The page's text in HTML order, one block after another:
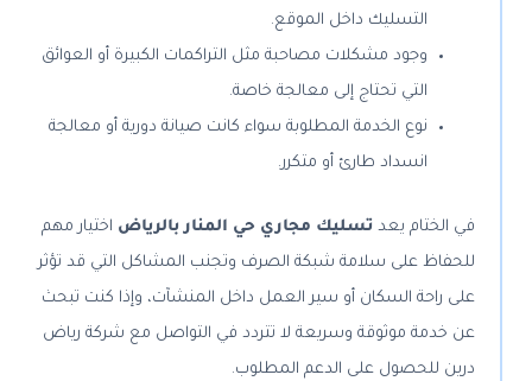
التسليك داخل الموقع.
وجود مشكلات مصاحبة مثل التراكمات الكبيرة أو العوائق
التي تحتاج إلى معالجة خاصة.
نوع الخدمة المطلوبة سواء كانت صيانة دورية أو معالجة
انسداد طارئ أو متكرر.
في الختام يعد تسليك مجاري حي المنار بالرياض اختيار مهم
للحفاظ على سلامة شبكة الصرف وتجنب المشاكل التي قد تؤثر
على راحة السكان أو سير العمل داخل المنشآت، وإذا كنت تبحث
عن خدمة موثوقة وسريعة لا تتردد في التواصل مع شركة رياض
درين للحصول على الدعم المطلوب.